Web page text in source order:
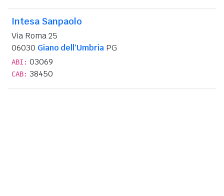
Intesa Sanpaolo
Via Roma 25
06030 Giano dell'Umbria PG
ABI: 03069
CAB: 38450